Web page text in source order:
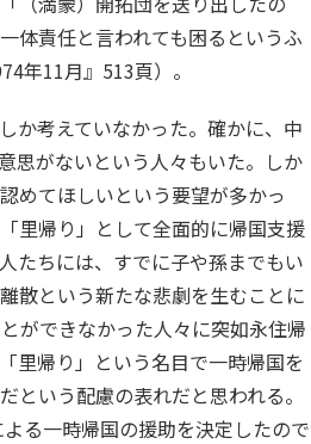
体責任と言われても困るというふ
年11月』513頁）。
か考えていなかった。確かに、中
思がないという人々もいた。しか
めてほしいという要望が多かっ
里帰り」として全面的に帰国支援
たちには、すでに子や孫までもい
散という新たな悲劇を生むことに
ができなかった人々に突如永住帰
里帰り」という名目で一時帰国を
いう配慮の表れだと思われる。
る一時帰国の援助を決定したので